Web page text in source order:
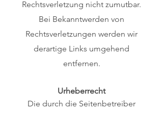
Rechtsverletzung nicht zumutbar.
Bei Bekanntwerden von
Rechtsverletzungen werden wir
derartige Links umgehend
entfernen.
Urheberrecht
Die durch die Seitenbetreiber